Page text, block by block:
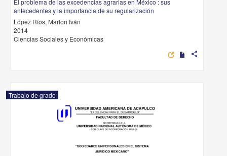
El problema de las excedencias agrarias en México : sus
antecedentes y la importancia de su regularización
López Ríos, Marlon Iván
2014
Ciencias Sociales y Económicas
share
Trabajo de grado